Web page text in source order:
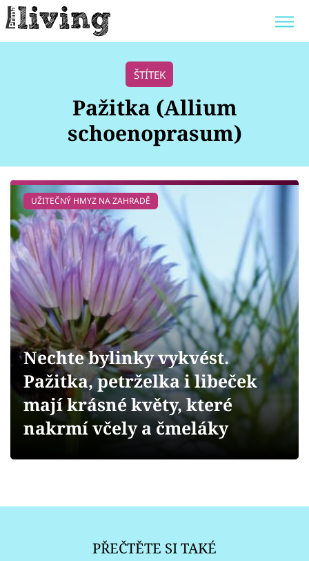
POKOJOVÉ KVĚTINY
ZAHRADA
Bydlení
Zahrada
Design
Sledujte prima+
Přihlášení
Sledujte nás
ŠTÍTEK
Pažitka (Allium
schoenoprasum)
UŽITEČNÝ HMYZ NA ZAHRADĚ
Nechte bylinky vykvést.
Pažitka, petrželka i libeček
mají krásné květy, které
nakrmí včely a čmeláky
PŘEČTĚTE SI TAKÉ